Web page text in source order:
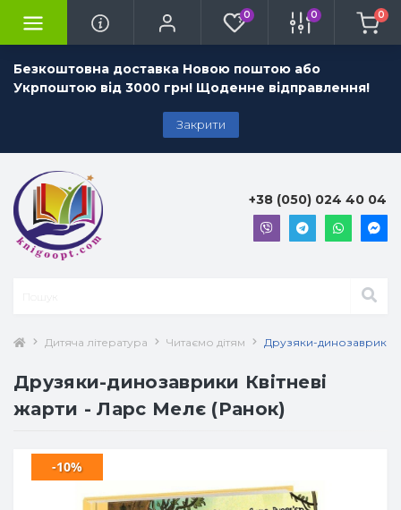
Безкоштовна доставка Новою поштою або
Укрпоштою від 3000 грн! Щоденне відправлення!
Закрити
0 0 0
+38 (050) 024 40 04
Дитяча література Читаємо дітям Друзяки-динозаврики
Друзяки-динозаврики Квітневі
жарти - Ларс Мелє (Ранок)
-10%